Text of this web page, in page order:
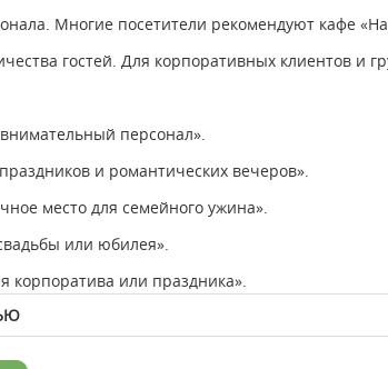
Многие посетители рекомендуют кафе
гостей. Для корпоративных клиентов
персонал».
и романтических вечеров».
место для семейного ужина».
или юбилея».
корпоратива или праздника».